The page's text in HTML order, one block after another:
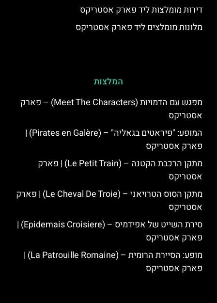
דירות מומלצות ליד פארק אסטריקס
מלונות מומלצים ליד פארק אסטריקס
המלצות
מפגש עם הדמויות (Meet The Characters) – פארק
אסטריקס
המופע: "פיראטים בגאליה" – (Pirates en Galère) |
פארק אסטריקס
מתקן הרכבת הקטנה – (Le Petit Train) | פארק
אסטריקס
מתקן הסוס הטרויאני – (Le Cheval De Troie) | פארק
אסטריקס
סירת השייט של אפידמיס – (Epidemais Croisiere) |
פארק אסטריקס
מופע: הסיירת הרומית – (La Patrouille Romaine) |
פארק אסטריקס